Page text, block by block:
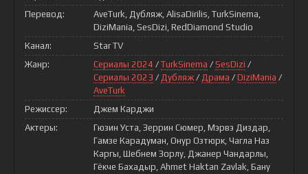
Перевод:
AveTurk, Дубляж, AlisaDirilis, TurkSinema,
DiziMania, SesDizi, RedDiamond Studio
Канал:
Star TV
Жанр:
Сериалы 2024 / TurkSinema / SesDizi /
Сериалы 2023 / Дубляж/ Драма / DiziMania /
AveTurk
Режиссер:
Джем Карджи
Актеры:
Гюзин Уста, Зеррин Сюмер, Мэрвэ Диздар,
Гамзе Карадуман, Онур Озтюрк, Чагла Наз
Каргы, Шебнем Зорлу, Джанер Чандарлы,
Гёкче Бахадыр, Ahmet Haktan Zavlak, Бану